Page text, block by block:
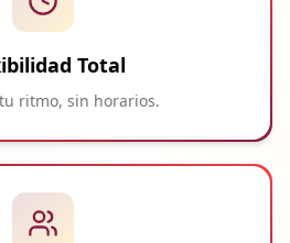
Total
ritmo, sin horarios.